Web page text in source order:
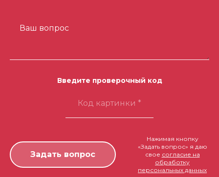
Ваш вопрос
Введите проверочный код
Нажимая кнопку
«Задать вопрос» я даю
свое согласие на
обработку
персональных данных